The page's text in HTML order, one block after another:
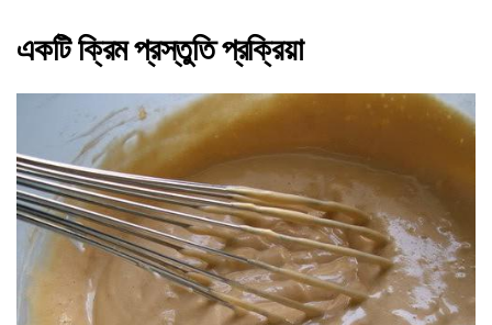
একটি ক্রিম প্রস্তুতি প্রক্রিয়া